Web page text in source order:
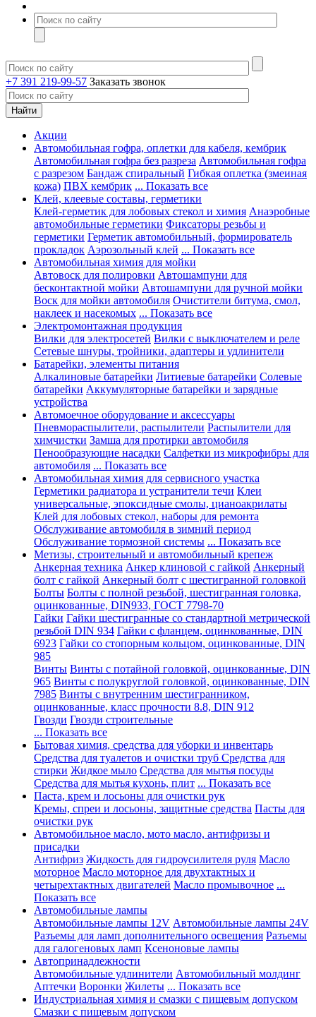
+7 391 219-99-57 Заказать звонок
Акции
Автомобильная гофра, оплетки для кабеля, кембрик
Автомобильная гофра без разреза Автомобильная гофра
с разрезом Бандаж спиральный Гибкая оплетка (змеиная
кожа) ПВХ кембрик ... Показать все
Клей, клеевые составы, герметики
Клей-герметик для лобовых стекол и химия Анаэробные
автомобильные герметики Фиксаторы резьбы и
герметики Герметик автомобильный, формирователь
прокладок Аэрозольный клей ... Показать все
Автомобильная химия для мойки
Автовоск для полировки Автошампуни для
бесконтактной мойки Автошампуни для ручной мойки
Воск для мойки автомобиля Очистители битума, смол,
наклеек и насекомых ... Показать все
Электромонтажная продукция
Вилки для электросетей Вилки с выключателем и реле
Сетевые шнуры, тройники, адаптеры и удлинители
Батарейки, элементы питания
Алкалиновые батарейки Литиевые батарейки Солевые
батарейки Аккумуляторные батарейки и зарядные
устройства
Автомоечное оборудование и аксессуары
Пневмораспылители, распылители Распылители для
химчистки Замша для протирки автомобиля
Пенообразующие насадки Салфетки из микрофибры для
автомобиля ... Показать все
Автомобильная химия для сервисного участка
Герметики радиатора и устранители течи Клеи
универсальные, эпоксидные смолы, цианоакрилаты
Клей для лобовых стекол, наборы для ремонта
Обслуживание автомобиля в зимний период
Обслуживание тормозной системы ... Показать все
Метизы, строительный и автомобильный крепеж
Анкерная техника Анкер клиновой с гайкой Анкерный
болт с гайкой Анкерный болт с шестигранной головкой
Болты Болты с полной резьбой, шестигранная головка,
оцинкованные, DIN933, ГОСТ 7798-70
Гайки Гайки шестигранные со стандартной метрической
резьбой DIN 934 Гайки с фланцем, оцинкованные, DIN
6923 Гайки со стопорным кольцом, оцинкованные, DIN
985
Винты Винты с потайной головкой, оцинкованные, DIN
965 Винты с полукруглой головкой, оцинкованные, DIN
7985 Винты с внутренним шестигранником,
оцинкованные, класс прочности 8.8, DIN 912
Гвозди Гвозди строительные
... Показать все
Бытовая химия, средства для уборки и инвентарь
Средства для туалетов и очистки труб Средства для
стирки Жидкое мыло Средства для мытья посуды
Средства для мытья кухонь, плит ... Показать все
Паста, крем и лосьоны для очистки рук
Кремы, спреи и лосьоны, защитные средства Пасты для
очистки рук
Автомобильное масло, мото масло, антифризы и
присадки
Антифриз Жидкость для гидроусилителя руля Масло
моторное Масло моторное для двухтактных и
четырехтактных двигателей Масло промывочное ...
Показать все
Автомобильные лампы
Автомобильные лампы 12V Автомобильные лампы 24V
Разъемы для ламп дополнительного освещения Разъемы
для галогеновых ламп Ксеноновые лампы
Автопринадлежности
Автомобильные удлинители Автомобильный молдинг
Аптечки Воронки Жилеты ... Показать все
Индустриальная химия и смазки с пищевым допуском
Смазки с пищевым допуском